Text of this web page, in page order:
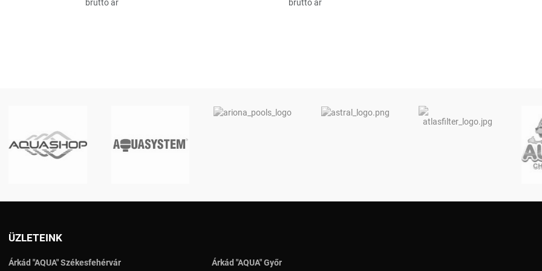
bruttó ár bruttó ár
ÜZLETEINK
Árkád "AQUA" Székesfehérvár Árkád "AQUA" Győr